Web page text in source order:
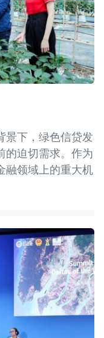
景下，绿色信贷发
的迫切需求。作为
融领域上的重大机